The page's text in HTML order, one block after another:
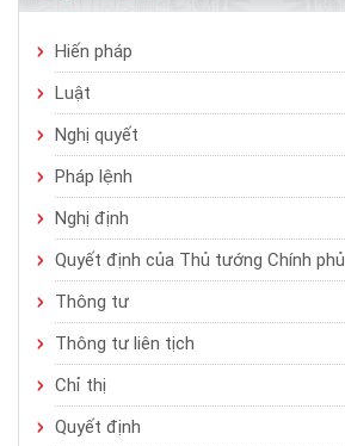
Hiến pháp
Luật
Nghị quyết
Pháp lệnh
Nghị định
Quyết định của Thủ tướng Chính phủ
Thông tư
Thông tư liên tịch
Chỉ thị
Quyết định